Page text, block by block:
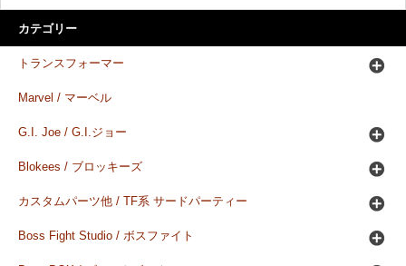
カテゴリー
トランスフォーマー
Marvel / マーベル
G.I. Joe / G.I.ジョー
Blokees / ブロッキーズ
カスタムパーツ他 / TF系 サードパーティー
Boss Fight Studio / ボスファイト